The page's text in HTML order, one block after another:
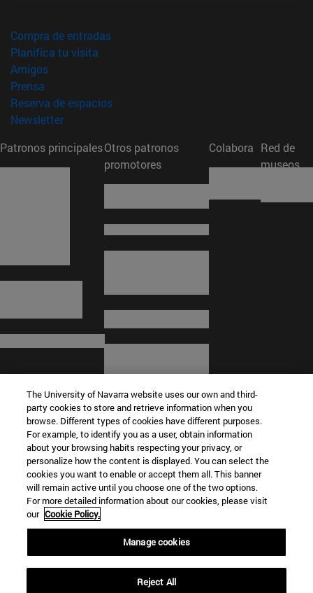
Compra de entradas(abre en nueva ventana)
Planifica tu visita
Amigos(abre en nueva ventana)
Prensa
Reserva de espacios(abre en nueva ventana)
Newsletter(abre en nueva ventana)
Patronos principalesOtros patronos
promotores
Colabora Red de
museos
© Universidad de Navarra
Información legal
Términos y condiciones
Accesibilidad
Configuración de cookies
Localizador de campus
The University of Navarra website uses our own and third-
party cookies to store and retrieve information when you
browse. Different types of cookies have different purposes.
For example, to identify you as a user, obtain information
about your browsing habits respecting your privacy, or
personalize how the content is displayed. You can select the
cookies you want to enable or accept them all. This banner
will remain active until you choose one of the two options.
For more detailed information about our cookies, please visit
our Cookie Policy.
Manage cookies
Reject All